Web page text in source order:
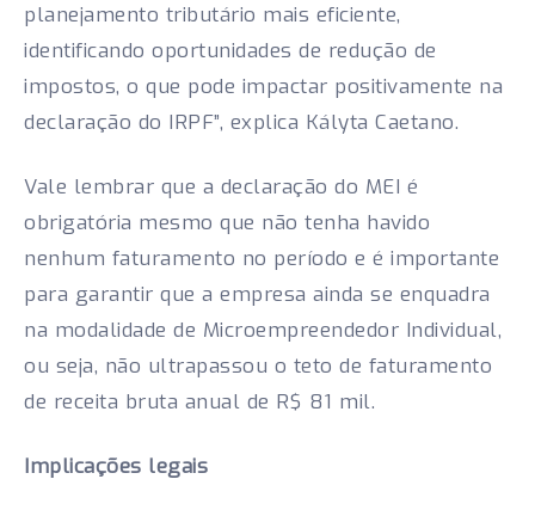
planejamento tributário mais eficiente,
identificando oportunidades de redução de
impostos, o que pode impactar positivamente na
declaração do IRPF”, explica Kályta Caetano.
Vale lembrar que a declaração do MEI é
obrigatória mesmo que não tenha havido
nenhum faturamento no período e é importante
para garantir que a empresa ainda se enquadra
na modalidade de Microempreendedor Individual,
ou seja, não ultrapassou o teto de faturamento
de receita bruta anual de R$ 81 mil.
Implicações legais